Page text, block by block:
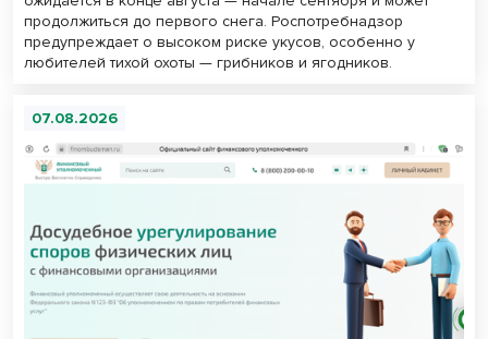
продолжиться до первого снега. Роспотребнадзор
предупреждает о высоком риске укусов, особенно у
любителей тихой охоты — грибников и ягодников.
07.08.2026